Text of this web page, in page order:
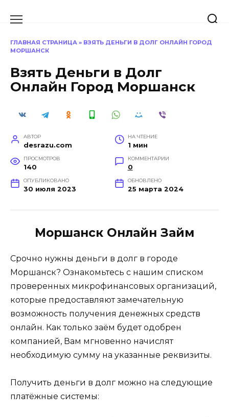
ГЛАВНАЯ СТРАНИЦА » ВЗЯТЬ ДЕНЬГИ В ДОЛГ ОНЛАЙН ГОРОД
МОРШАНСК
Взять Деньги в Долг
Онлайн Город Моршанск
АВТОР
desrazu.com
НА ЧТЕНИЕ
1 мин
ПРОСМОТРОВ
140
КОММЕНТАРИИ
0
ОПУБЛИКОВАНО
30 июля 2023
ОБНОВЛЕНО
25 марта 2024
Моршанск Онлайн Займ
Срочно нужны деньги в долг в городе
Моршанск? Ознакомьтесь с нашим списком
проверенных микрофинансовых организаций,
которые предоставляют замечательную
возможность получения денежных средств
онлайн. Как только заём будет одобрен
компанией, Вам мгновенно начислят
необходимую сумму на указанные реквизиты.
Получить деньги в долг можно на следующие
платёжные системы: